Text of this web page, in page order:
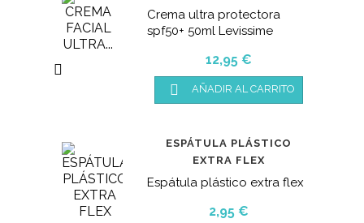

Crema ultra protectora
spf50+ 50ml Levissime
Precio
12,95 €
 AÑADIR AL CARRITO
ESPÁTULA PLÁSTICO
EXTRA FLEX
Espátula plástico extra flex
Precio
2,95 €